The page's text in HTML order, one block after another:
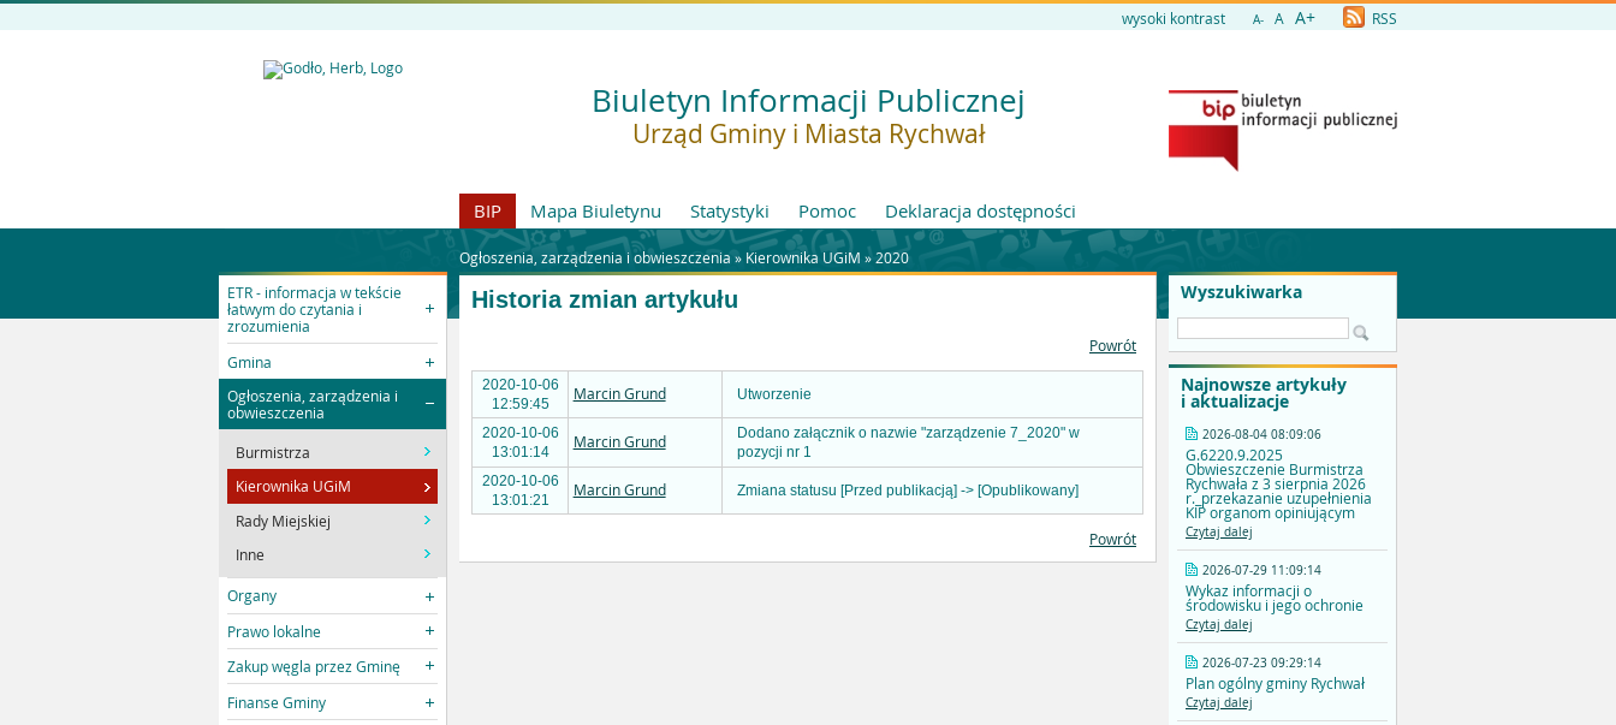
wysoki kontrast A- A A+ RSS
Biuletyn Informacji Publicznej
Urząd Gminy i Miasta Rychwał
BIP Mapa Biuletynu Statystyki Pomoc Deklaracja dostępności
Ogłoszenia, zarządzenia i obwieszczenia » Kierownika UGiM » 2020
ETR - informacja w tekście
łatwym do czytania i
zrozumienia
Gmina
Ogłoszenia, zarządzenia i
obwieszczenia
Burmistrza
Kierownika UGiM
Rady Miejskiej
Inne
Organy
Prawo lokalne
Zakup węgla przez Gminę
Finanse Gminy
Wyszukiwarka
Najnowsze artykuły
i aktualizacje
2026-08-04 08:09:06
G.6220.9.2025
Obwieszczenie Burmistrza
Rychwała z 3 sierpnia 2026
r._przekazanie uzupełnienia
KIP organom opiniującym
Czytaj dalej
2026-07-29 11:09:14
Wykaz informacji o
środowisku i jego ochronie
Czytaj dalej
2026-07-23 09:29:14
Plan ogólny gminy Rychwał
Czytaj dalej
Historia zmian artykułu
Powrót
2020-10-06
12:59:45
Marcin Grund Utworzenie
2020-10-06
13:01:14
Marcin Grund
Dodano załącznik o nazwie "zarządzenie 7_2020" w
pozycji nr 1
2020-10-06
13:01:21
Marcin Grund Zmiana statusu [Przed publikacją] -> [Opublikowany]
Powrót